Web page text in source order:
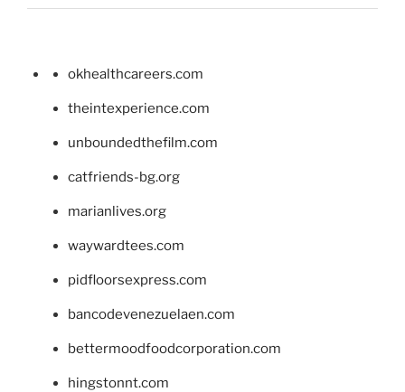
okhealthcareers.com
theintexperience.com
unboundedthefilm.com
catfriends-bg.org
marianlives.org
waywardtees.com
pidfloorsexpress.com
bancodevenezuelaen.com
bettermoodfoodcorporation.com
hingstonnt.com